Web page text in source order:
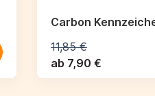
Carbon
11,85 €
ab 7,90 €